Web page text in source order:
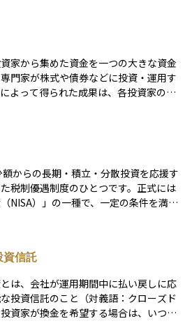
家から集めた資金を一つの大きな資金
門家が株式や債券などに投資・運用す
よって得られた成果は、各投資家の投
ることにも注意が必要です。また、投
リスクの水準が異なり、運用の専門家
資先を選定し、資金を運用していきま
からの長期・積立・分散投資を応援す
税制優遇制度のひとつです。正式には
NISA）」の一種で、一定の条件を満た
制度です。毎年の投資上限額が決まっ
育てていくのに向いています。将来の
って、つみたてNISAは非常に有効な選
資信託
は、会社が運用期間中に払い戻しに応
投資信託のこと（対義語：クローズド
資家が換金を希望する場合は、いつで